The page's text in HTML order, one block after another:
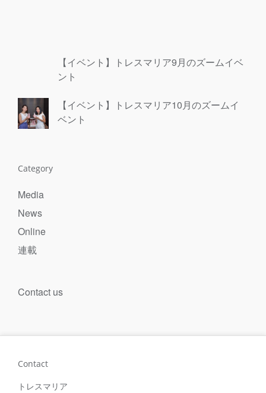
【イベント】トレスマリア9月のズームイベ
ント
【イベント】トレスマリア10月のズームイ
ベント
Category
Media
News
Online
連載
Contact us
Contact
トレスマリア